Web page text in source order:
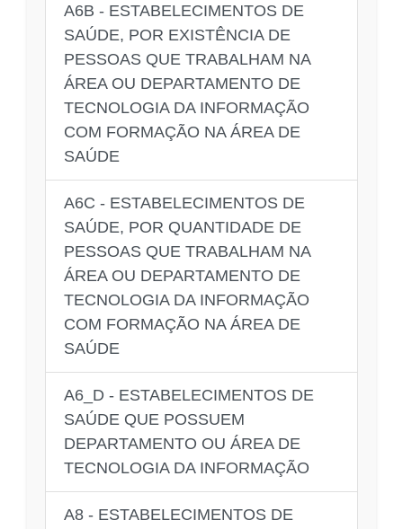
A6B - ESTABELECIMENTOS DE
SAÚDE, POR EXISTÊNCIA DE
PESSOAS QUE TRABALHAM NA
ÁREA OU DEPARTAMENTO DE
TECNOLOGIA DA INFORMAÇÃO
COM FORMAÇÃO NA ÁREA DE
SAÚDE
A6C - ESTABELECIMENTOS DE
SAÚDE, POR QUANTIDADE DE
PESSOAS QUE TRABALHAM NA
ÁREA OU DEPARTAMENTO DE
TECNOLOGIA DA INFORMAÇÃO
COM FORMAÇÃO NA ÁREA DE
SAÚDE
A6_D - ESTABELECIMENTOS DE
SAÚDE QUE POSSUEM
DEPARTAMENTO OU ÁREA DE
TECNOLOGIA DA INFORMAÇÃO
A8 - ESTABELECIMENTOS DE